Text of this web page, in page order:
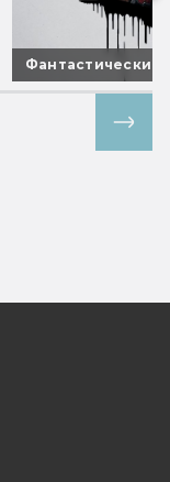
Фантастические